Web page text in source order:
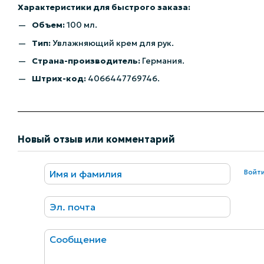
Характеристики для быстрого заказа:
Объем:100 мл.
Тип:Увлажняющий крем для рук.
Страна-производитель: Германия.
Штрих-код: 4066447769746.
Новый отзыв или комментарий